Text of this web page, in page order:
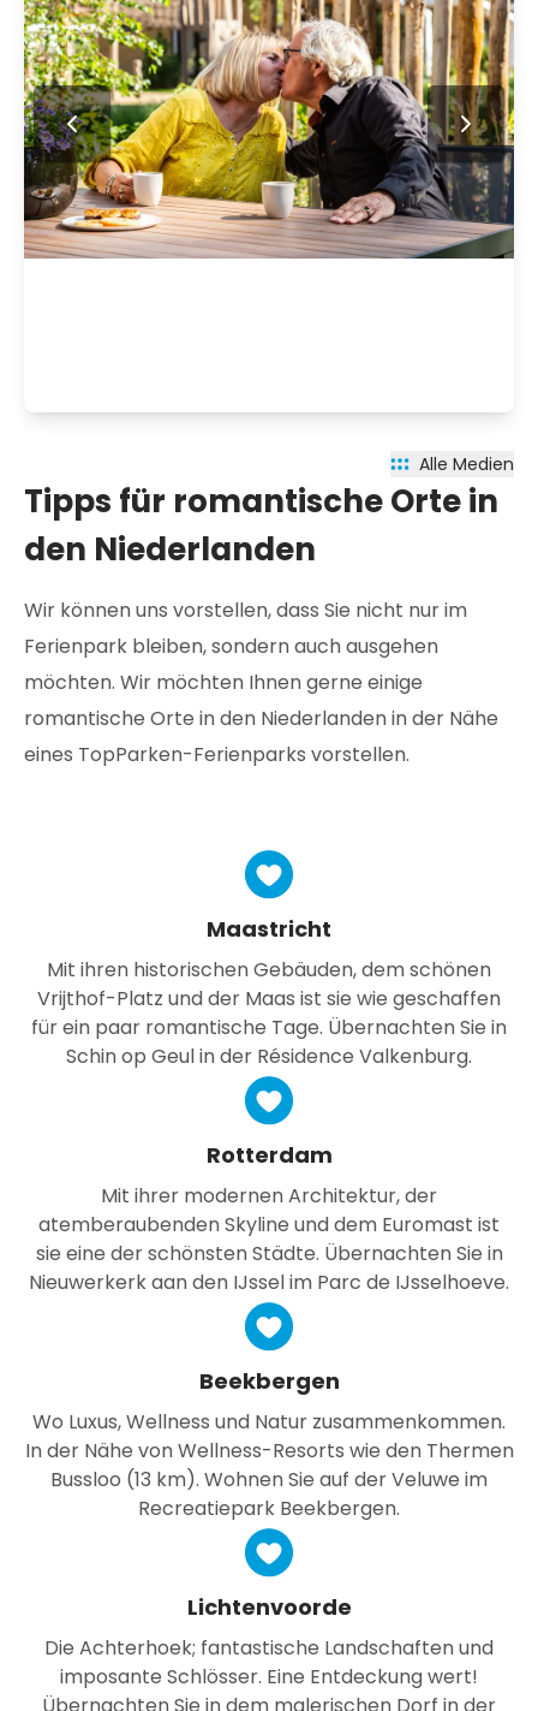
Alle Medien
Tipps für romantische Orte in
den Niederlanden
Wir können uns vorstellen, dass Sie nicht nur im
Ferienpark bleiben, sondern auch ausgehen
möchten. Wir möchten Ihnen gerne einige
romantische Orte in den Niederlanden in der Nähe
eines TopParken-Ferienparks vorstellen.
Maastricht
Mit ihren historischen Gebäuden, dem schönen
Vrijthof-Platz und der Maas ist sie wie geschaffen
für ein paar romantische Tage. Übernachten Sie in
Schin op Geul in der Résidence Valkenburg.
Rotterdam
Mit ihrer modernen Architektur, der
atemberaubenden Skyline und dem Euromast ist
sie eine der schönsten Städte. Übernachten Sie in
Nieuwerkerk aan den IJssel im Parc de IJsselhoeve.
Beekbergen
Wo Luxus, Wellness und Natur zusammenkommen.
In der Nähe von Wellness-Resorts wie den Thermen
Bussloo (13 km). Wohnen Sie auf der Veluwe im
Recreatiepark Beekbergen.
Lichtenvoorde
Die Achterhoek; fantastische Landschaften und
imposante Schlösser. Eine Entdeckung wert!